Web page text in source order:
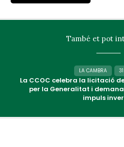
També et pot
LA CAMBRA
La CCOC celebra la licitació
per la Generalitat i
impuls